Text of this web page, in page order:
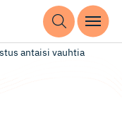
antaisi vauhtia